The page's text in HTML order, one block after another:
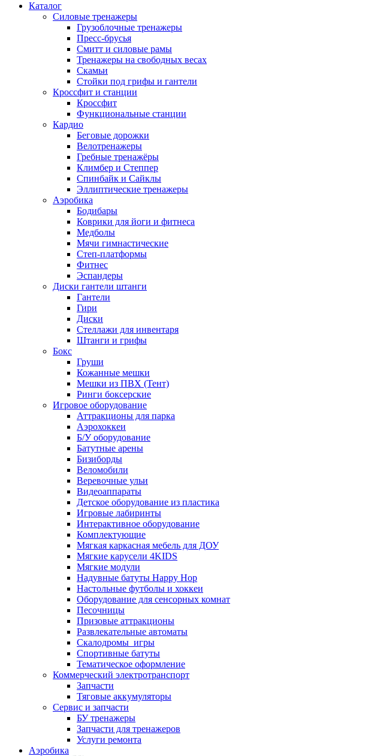
Каталог
Силовые тренажеры
Грузоблочные тренажеры
Пресс-брусья
Смитт и силовые рамы
Тренажеры на свободных весах
Скамьи
Стойки под грифы и гантели
Кроссфит и станции
Кроссфит
Функциональные станции
Кардио
Беговые дорожки
Велотренажеры
Гребные тренажёры
Климбер и Степпер
Спинбайк и Сайклы
Эллиптические тренажеры
Аэробика
Бодибары
Коврики для йоги и фитнеса
Медболы
Мячи гимнастические
Степ-платформы
Фитнес
Эспандеры
Диски гантели штанги
Гантели
Гири
Диски
Стеллажи для инвентаря
Штанги и грифы
Бокс
Груши
Кожанные мешки
Мешки из ПВХ (Тент)
Ринги боксерские
Игровое оборудование
Аттракционы для парка
Аэрохоккеи
Б/У оборудование
Батутные арены
Бизиборды
Веломобили
Веревочные ульи
Видеоаппараты
Детское оборудование из пластика
Игровые лабиринты
Интерактивное оборудование
Комплектующие
Мягкая каркасная мебель для ДОУ
Мягкие карусели 4KIDS
Мягкие модули
Надувные батуты Happy Hop
Настольные футболы и хоккеи
Оборудование для сенсорных комнат
Песочницы
Призовые аттракционы
Развлекательные автоматы
Скалодромы_игры
Спортивные батуты
Тематическое оформление
Коммерческий электротранспорт
Запчасти
Тяговые аккумуляторы
Сервис и запчасти
БУ тренажеры
Запчасти для тренажеров
Услуги ремонта
Аэробика